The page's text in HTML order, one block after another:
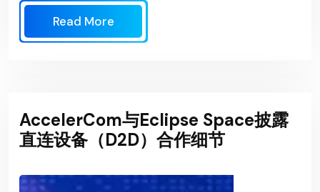
Read More
AccelerCom与Eclipse Space披露
直连设备（D2D）合作细节